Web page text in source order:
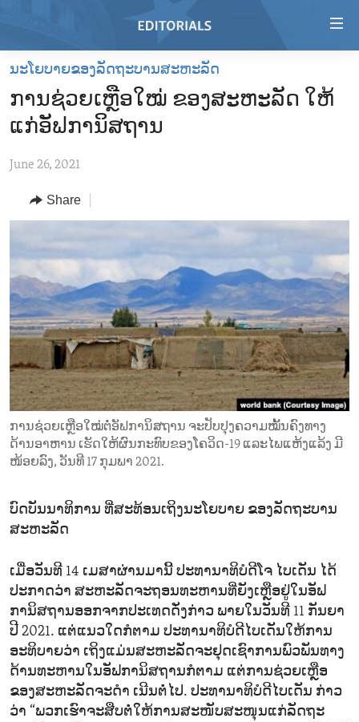
Skip
main
content
to
Navigation
Skip
Search
VIDEO
REGIONS
AFRICA
ASIA
EUROPE
MIDDLE EAST
TOPICS
SECURITY AND DEFENSE
AID AND DEVELOPMENT
DEMOCRACY AND GOVERNANCE
ECONOMY AND TRADE
ENVIRONMENT AND HEALTH
IDEALS AND INSTITUTIONS
ABOUT US
FOLLOW US
ນະໂຍບາຍຂອງລັດຖະບານສະຫະລັດ
ການຊ່ວຍເຫຼືອໃໝ່ ຂອງສະຫະລັດ ໃຫ້
ແກ່ອັຟການິສຖານ
June 26, 2021
Share
ການຊ່ວຍເຫຼືອໃໝ່ຕໍ່ອັຟການິສຖານ ຈະປັບປຸງຄວາມໝັ້ນຄົງທາງ
ດ້ານອາຫານ ເຮັດໃຫ້ຜົນກະທົບຂອງໂຄວິດ-19 ແລະໄພແຫ້ງແລ້ງ ມີ
ໜ້ອຍລົງ, ວັນທີ 17 ກຸມພາ 2021.
ບົດບັນນາທິການ ທີ່ສະທ້ອນເຖິງນະໂຍບາຍ ຂອງລັດຖະບານ
ສະຫະລັດ
ເມື່ອວັນທີ 14 ເມສາຜ່ານມານີ້ ປະທານາທິບໍດີໂຈ ໄບເດັນ ໄດ້
ປະກາດວ່າ ສະຫະລັດຈະຖອນທະຫານທີ່ຍັງເຫຼືອຢູ່ໃນອັຟ
ການິສຖານອອກຈາກປະເທດດັ່ງກ່າວ ພາຍໃນວັນທີ 11 ກັນຍາ
ປີ 2021. ແຕ່ແນວໃດກໍຕາມ ປະທານາທິບໍດີໄບເດັນໃຫ້ການ
ອະທິບາຍວ່າ ເຖິງແມ່ນສະຫະລັດຈະຢຸດເຊົາການພົວພັນທາງ
ດ້ານທະຫານໃນອັຟການິສຖານກໍຕາມ ແຕ່ການຊ່ວຍເຫຼືອ
ຂອງສະຫະລັດຈະດຳ ເນີນຕໍ່ໄປ. ປະທານາທິບໍດີໄບເດັນ ກ່າວ
ວ່າ “ພວກເຮົາຈະສືບຕໍ່ໃຫ້ການສະໜັບສະໜຸນແກ່ລັດຖະ